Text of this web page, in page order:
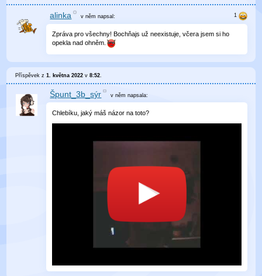
alinka v němnapsal:
Zpráva pro všechny! Bochňajs už neexistuje, včera jsem si ho
opekla nad ohněm.
Příspěvek z1. května 2022 v8:52.
Špunt_3b_sýr v němnapsala:
Chlebíku, jaký máš názor na toto?